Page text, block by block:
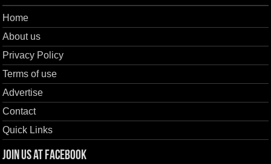
Home
About us
Privacy Policy
Terms of use
Advertise
Contact
Quick Links
Join us at Facebook